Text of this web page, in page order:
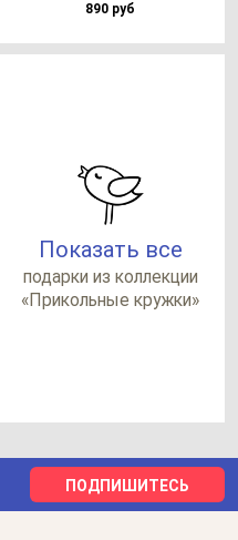
890 руб
Показать все
по­дар­ки из кол­лек­ции
«При­коль­ные круж­ки»
ПОДПИШИТЕСЬ